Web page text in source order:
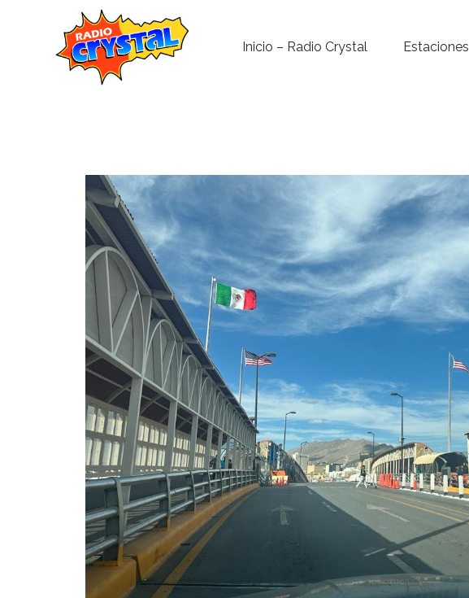
Inicio – Radio Crystal Estaciones
Noticias
Para ti
Contacto